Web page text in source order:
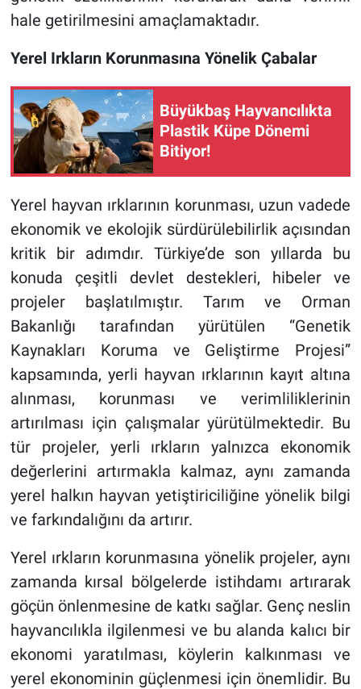
hale getirilmesini amaçlamaktadır.
Yerel Irkların Korunmasına Yönelik Çabalar
Büyükbaş Hayvancılıkta
Plastik Küpe Dönemi
Bitiyor!
Yerel hayvan ırklarının korunması, uzun vadede
ekonomik ve ekolojik sürdürülebilirlik açısından
kritik bir adımdır. Türkiye’de son yıllarda bu
konuda çeşitli devlet destekleri, hibeler ve
projeler başlatılmıştır. Tarım ve Orman
Bakanlığı tarafından yürütülen “Genetik
Kaynakları Koruma ve Geliştirme Projesi”
kapsamında, yerli hayvan ırklarının kayıt altına
alınması, korunması ve verimliliklerinin
artırılması için çalışmalar yürütülmektedir. Bu
tür projeler, yerli ırkların yalnızca ekonomik
değerlerini artırmakla kalmaz, aynı zamanda
yerel halkın hayvan yetiştiriciliğine yönelik bilgi
ve farkındalığını da artırır.
Yerel ırkların korunmasına yönelik projeler, aynı
zamanda kırsal bölgelerde istihdamı artırarak
göçün önlenmesine de katkı sağlar. Genç neslin
hayvancılıkla ilgilenmesi ve bu alanda kalıcı bir
ekonomi yaratılması, köylerin kalkınması ve
yerel ekonominin güçlenmesi için önemlidir. Bu